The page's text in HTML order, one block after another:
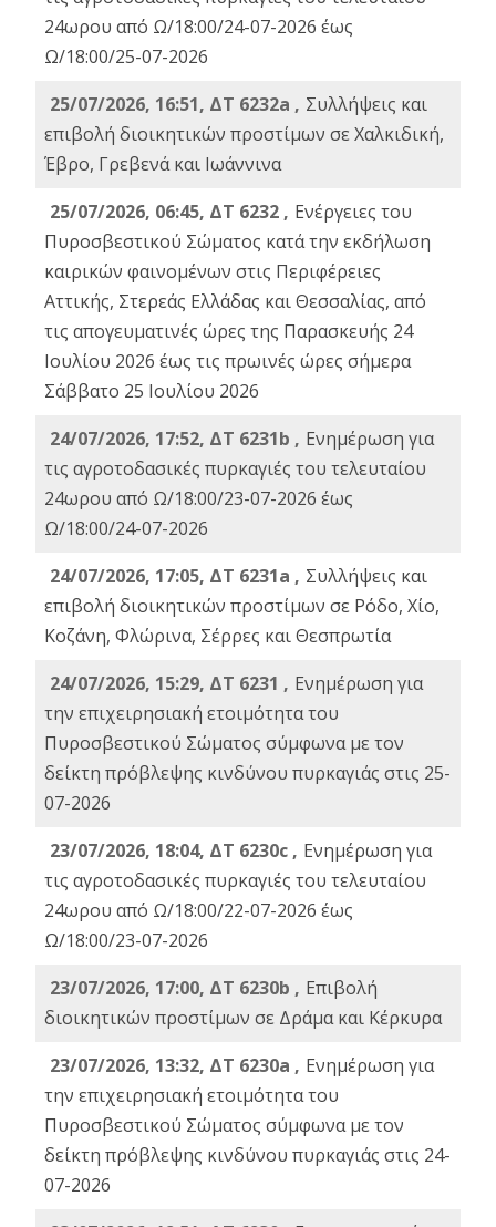
24ωρου από Ω/18:00/24-07-2026 έως
Ω/18:00/25-07-2026
25/07/2026, 16:51, ΔΤ 6232a , Συλλήψεις και
επιβολή διοικητικών προστίμων σε Χαλκιδική,
Έβρο, Γρεβενά και Ιωάννινα
25/07/2026, 06:45, ΔΤ 6232 , Ενέργειες του
Πυροσβεστικού Σώματος κατά την εκδήλωση
καιρικών φαινομένων στις Περιφέρειες
Αττικής, Στερεάς Ελλάδας και Θεσσαλίας, από
τις απογευματινές ώρες της Παρασκευής 24
Ιουλίου 2026 έως τις πρωινές ώρες σήμερα
Σάββατο 25 Ιουλίου 2026
24/07/2026, 17:52, ΔΤ 6231b , Ενημέρωση για
τις αγροτοδασικές πυρκαγιές του τελευταίου
24ωρου από Ω/18:00/23-07-2026 έως
Ω/18:00/24-07-2026
24/07/2026, 17:05, ΔΤ 6231a , Συλλήψεις και
επιβολή διοικητικών προστίμων σε Ρόδο, Χίο,
Κοζάνη, Φλώρινα, Σέρρες και Θεσπρωτία
24/07/2026, 15:29, ΔΤ 6231 , Ενημέρωση για
την επιχειρησιακή ετοιμότητα του
Πυροσβεστικού Σώματος σύμφωνα με τον
δείκτη πρόβλεψης κινδύνου πυρκαγιάς στις 25-
07-2026
23/07/2026, 18:04, ΔΤ 6230c , Ενημέρωση για
τις αγροτοδασικές πυρκαγιές του τελευταίου
24ωρου από Ω/18:00/22-07-2026 έως
Ω/18:00/23-07-2026
23/07/2026, 17:00, ΔΤ 6230b , Επιβολή
διοικητικών προστίμων σε Δράμα και Κέρκυρα
23/07/2026, 13:32, ΔΤ 6230a , Ενημέρωση για
την επιχειρησιακή ετοιμότητα του
Πυροσβεστικού Σώματος σύμφωνα με τον
δείκτη πρόβλεψης κινδύνου πυρκαγιάς στις 24-
07-2026